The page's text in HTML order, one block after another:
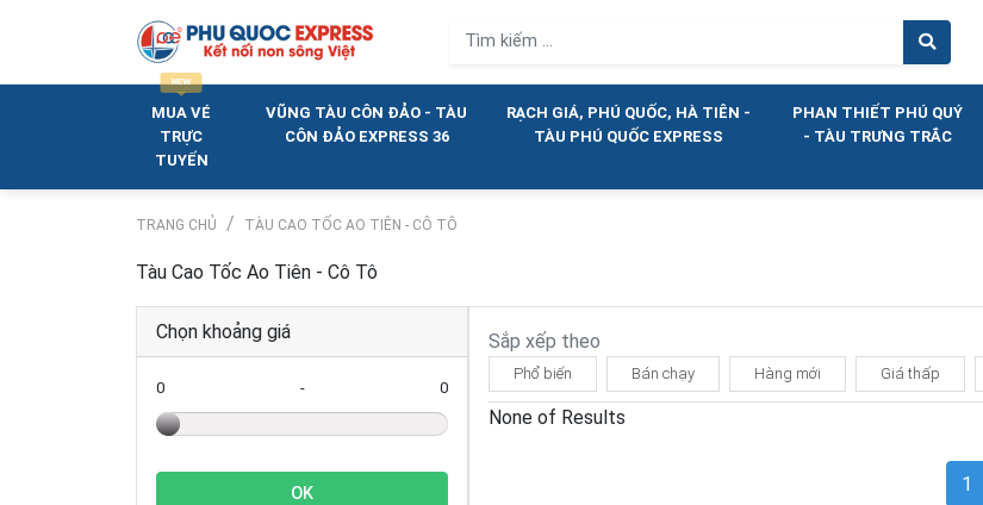
MUA VÉ
TRỰC
TUYẾN
VŨNG TÀU CÔN ĐẢO - TÀU
CÔN ĐẢO EXPRESS 36
RẠCH GIÁ, PHÚ QUỐC, HÀ TIÊN -
TÀU PHÚ QUỐC EXPRESS
PHAN THIẾT PHÚ QUÝ
- TÀU TRƯNG TRẮC
TRANG CHỦ TÀU CAO TỐC AO TIÊN - CÔ TÔ
Tàu Cao Tốc Ao Tiên - Cô Tô
Chọn khoảng giá
0 - 0
OK
Sắp xếp theo
Phổ biến Bán chạy Hàng mới Giá thấp
None of Results
1